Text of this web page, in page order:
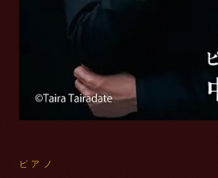
ピアノ